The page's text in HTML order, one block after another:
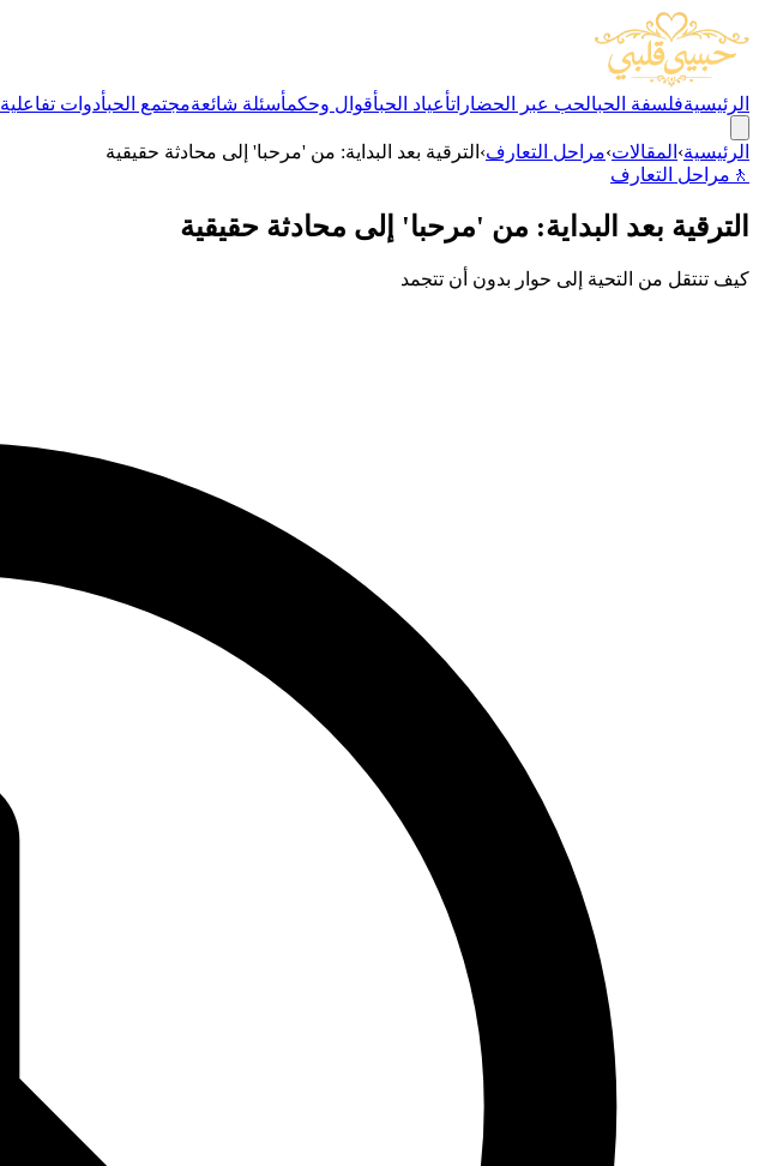
الرئيسيةفلسفة الحبالحب عبر الحضاراتأعياد الحبأقوال وحكمأسئلة شائعةمجتمع الحبأدوات تفاعلية
الرئيسية› المقالات›مراحل التعارف› الترقية بعد البداية: من 'مرحبا' إلى محادثة حقيقية
🚶 مراحل التعارف
الترقية بعد البداية: من 'مرحبا' إلى محادثة حقيقية
كيف تنتقل من التحية إلى حوار بدون أن تتجمد